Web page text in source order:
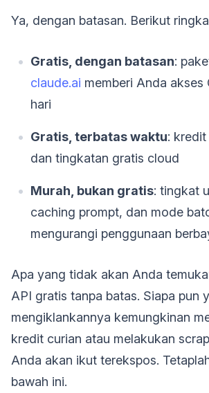
Ya, dengan batasan. Berikut
Gratis, dengan batasan:
claude.ai memberi Anda akses
hari
Gratis, terbatas waktu:
dan tingkatan gratis cloud
Murah, bukan gratis: tingkat
caching prompt, dan mode
mengurangi penggunaan
Apa yang tidak akan Anda
API gratis tanpa batas. Siapa pun
mengiklankannya kemungkinan
kredit curian atau melakukan
Anda akan ikut terekspos.
bawah ini.